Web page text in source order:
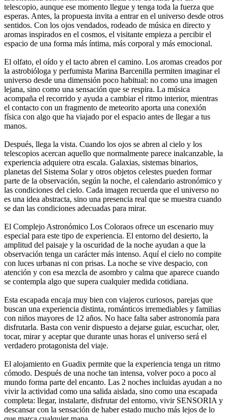
telescopio, aunque ese momento llegue y tenga toda la fuerza que
esperas. Antes, la propuesta invita a entrar en el universo desde otros
sentidos. Con los ojos vendados, rodeado de música en directo y
aromas inspirados en el cosmos, el visitante empieza a percibir el
espacio de una forma más íntima, más corporal y más emocional.
El olfato, el oído y el tacto abren el camino. Los aromas creados por
la astrobióloga y perfumista Marina Barcenilla permiten imaginar el
universo desde una dimensión poco habitual: no como una imagen
lejana, sino como una sensación que se respira. La música
acompaña el recorrido y ayuda a cambiar el ritmo interior, mientras
el contacto con un fragmento de meteorito aporta una conexión
física con algo que ha viajado por el espacio antes de llegar a tus
manos.
Después, llega la vista. Cuando los ojos se abren al cielo y los
telescopios acercan aquello que normalmente parece inalcanzable, la
experiencia adquiere otra escala. Galaxias, sistemas binarios,
planetas del Sistema Solar y otros objetos celestes pueden formar
parte de la observación, según la noche, el calendario astronómico y
las condiciones del cielo. Cada imagen recuerda que el universo no
es una idea abstracta, sino una presencia real que se muestra cuando
se dan las condiciones adecuadas para mirar.
El Complejo Astronómico Los Coloraos ofrece un escenario muy
especial para este tipo de experiencia. El entorno del desierto, la
amplitud del paisaje y la oscuridad de la noche ayudan a que la
observación tenga un carácter más intenso. Aquí el cielo no compite
con luces urbanas ni con prisas. La noche se vive despacio, con
atención y con esa mezcla de asombro y calma que aparece cuando
se contempla algo que supera cualquier medida cotidiana.
Esta escapada encaja muy bien con viajeros curiosos, parejas que
buscan una experiencia distinta, románticos irremediables y familias
con niños mayores de 12 años. No hace falta saber astronomía para
disfrutarla. Basta con venir dispuesto a dejarse guiar, escuchar, oler,
tocar, mirar y aceptar que durante unas horas el universo será el
verdadero protagonista del viaje.
El alojamiento en Guadix permite que la experiencia tenga un ritmo
cómodo. Después de una noche tan intensa, volver poco a poco al
mundo forma parte del encanto. Las 2 noches incluidas ayudan a no
vivir la actividad como una salida aislada, sino como una escapada
completa: llegar, instalarte, disfrutar del entorno, vivir SENSORIA y
descansar con la sensación de haber estado mucho más lejos de lo